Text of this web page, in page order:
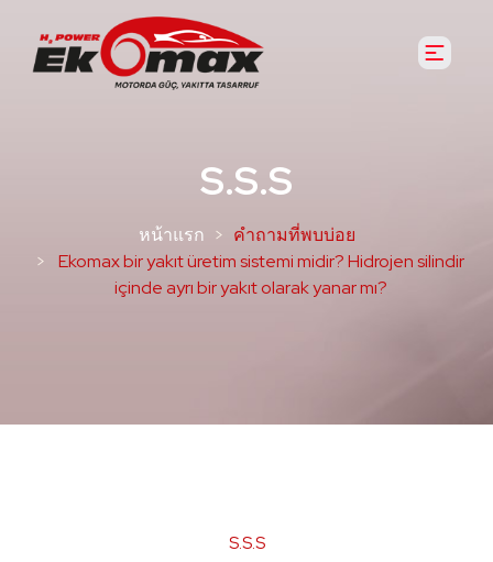
S.S.S
หน้าแรก
คำถามที่พบบ่อย
Ekomax bir yakıt üretim sistemi midir? Hidrojen silindir
içinde ayrı bir yakıt olarak yanar mı?
S.S.S